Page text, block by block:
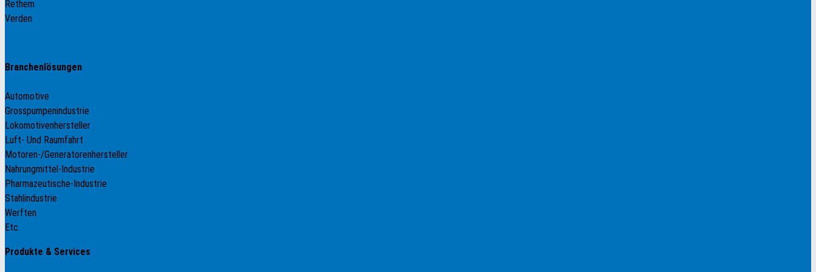
Rethem
Verden
Branchenlösungen
Automotive
Grosspumpenindustrie
Lokomotivenhersteller
Luft- Und Raumfahrt
Motoren-/Generatorenhersteller
Nahrungmittel-Industrie
Pharmazeutische-Industrie
Stahlindustrie
Werften
Etc.
Produkte & Services